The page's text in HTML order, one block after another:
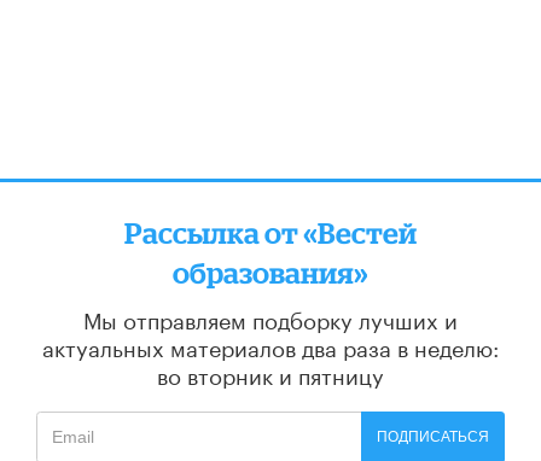
Рассылка от «Вестей
образования»
Мы отправляем подборку лучших и
актуальных материалов два раза в неделю:
во вторник и пятницу
ПОДПИСАТЬСЯ